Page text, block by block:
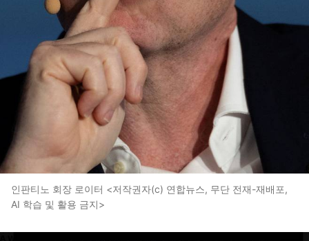
인판티노 회장 로이터 <저작권자(c) 연합뉴스, 무단 전재-재배포,
AI 학습 및 활용 금지>